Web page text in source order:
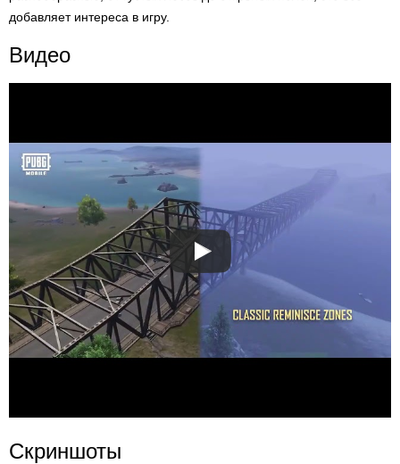
добавляет интереса в игру.
Видео
Скриншоты